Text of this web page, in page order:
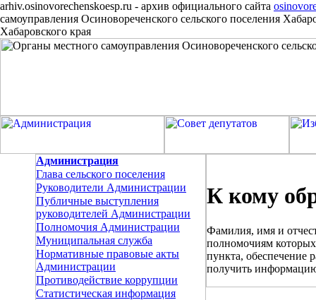
arhiv.osinovorechenskoesp.ru - архив официального сайта
самоуправления Осиновореченского сельского поселения
Хабаровского края
Администрация
Глава сельского поселения
Руководители Администрации
Публичные выступления
руководителей Администрации
Полномочия Администрации
Муниципальная служба
Нормативные правовые акты
Администрации
Противодействие коррупции
Статистическая информация
К кому
Фамилия, имя и
полномочиям
пункта, обеспечение
получить